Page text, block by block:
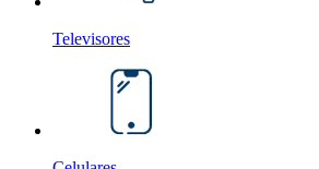
Televisores